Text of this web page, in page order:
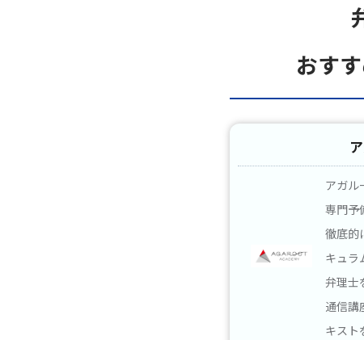
おす
アガル
専門予
徹底的
キュラ
弁理士
通信講
キスト